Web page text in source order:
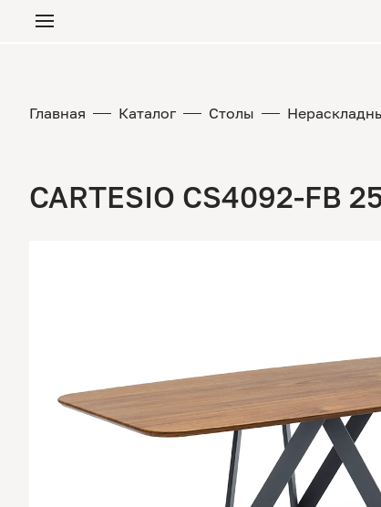
Главная Каталог Столы
CARTESIO CS4092-FB